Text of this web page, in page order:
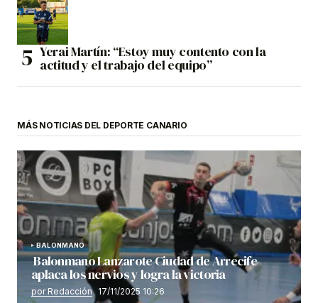
Yerai Martín: “Estoy muy contento con la
actitud y el trabajo del equipo”
MÁS NOTICIAS DEL DEPORTE CANARIO
BALONMANO
Balonmano Lanzarote Ciudad de Arrecife
aplaca los nervios y logra la victoria
por Redacción 17/11/2025 10:26